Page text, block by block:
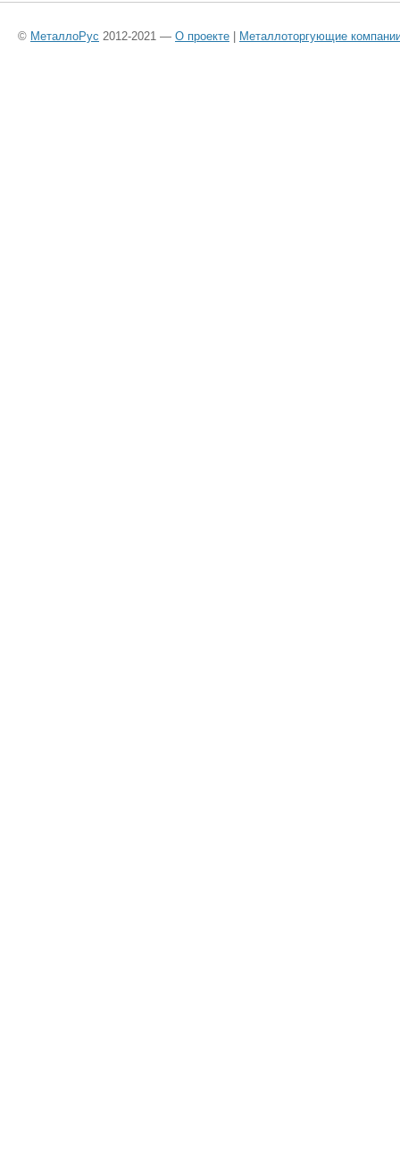
© МеталлоРус 2012-2021 — О проекте Металлоторгующие